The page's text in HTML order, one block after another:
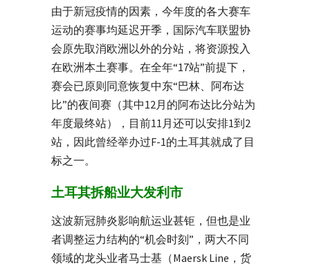
由于新冠疫情的因素，今年度的各大赛车
运动的赛事均延迟开季，国际汽车联盟协
会原先取消欧洲以外的分站，将资源投入
在欧洲本土赛事。在全年“17站”前提下，
赛会已原则同意恢复中东“巴林、阿布达
比”的夜间赛（其中12月的阿布达比分站为
年度最终站），目前11月还可以安排1到2
站，因此曾经举办过F-1的土耳其就成了目
标之一。
土耳其拆船业大发利市
这波新冠肺炎影响航运业甚钜，但也是业
者调整运力结构的“机会时刻”，两大不同
领域的龙头业者马士基（Maersk Line，货